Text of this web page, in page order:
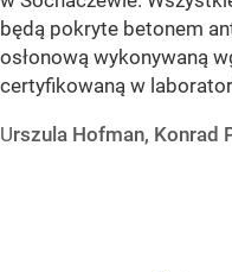
będą pokryte betonem
osłonową wykonywaną
certyfikowaną w
Urszula Hofman, Konrad